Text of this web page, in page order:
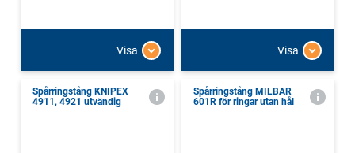
Visa Visa
Spårringstång KNIPEX
4911, 4921 utvändig
Spårringstång MILBAR
601R för ringar utan hål